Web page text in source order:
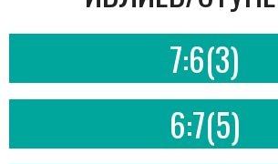
7:6(3)
6:7(5)